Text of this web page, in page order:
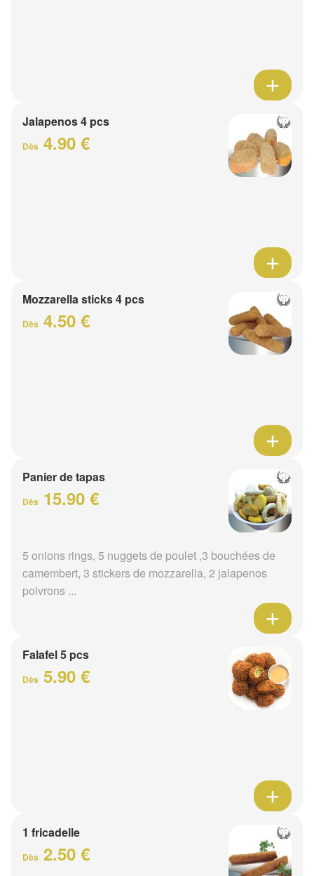
Jalapenos 4 pcs
Dès 4.90 €
Mozzarella sticks 4 pcs
Dès 4.50 €
Panier de tapas
Dès 15.90 €
5 onions rings, 5 nuggets de poulet ,3 bouchées de
camembert, 3 stickers de mozzarella, 2 jalapenos
poivrons ...
Falafel 5 pcs
Dès 5.90 €
1 fricadelle
Dès 2.50 €